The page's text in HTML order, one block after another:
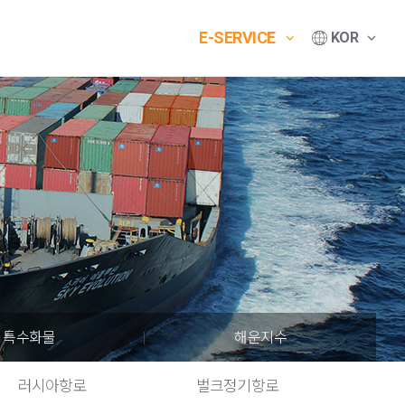
E-SERVICE KOR
특수화물 해운지수
러시아항로 벌크정기항로